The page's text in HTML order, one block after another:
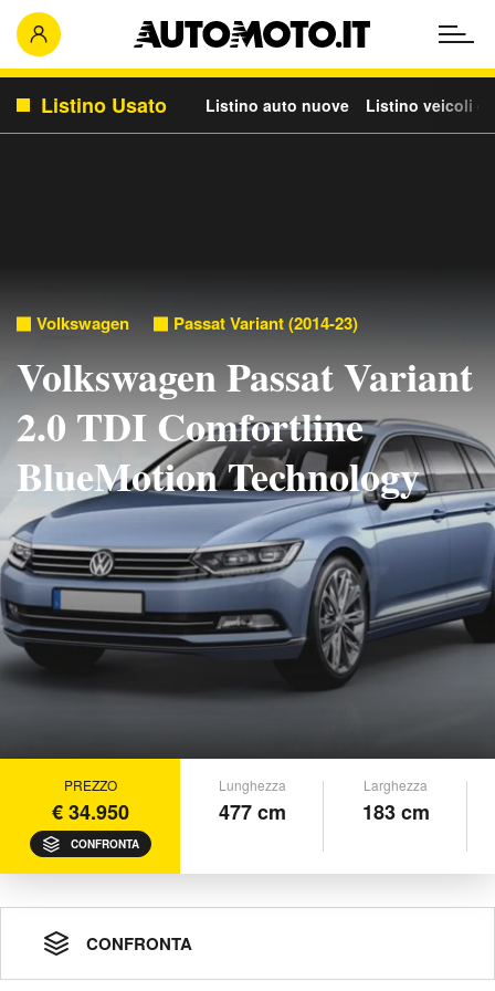
Listino Usato Listino auto nuove Listino veicoli
Volkswagen Passat Variant (2014-23)
Volkswagen Passat Variant
2.0 TDI Comfortline
BlueMotion Technology
PREZZO
€ 34.950
CONFRONTA
Lunghezza
477 cm
Larghezza
183 cm
CONFRONTA